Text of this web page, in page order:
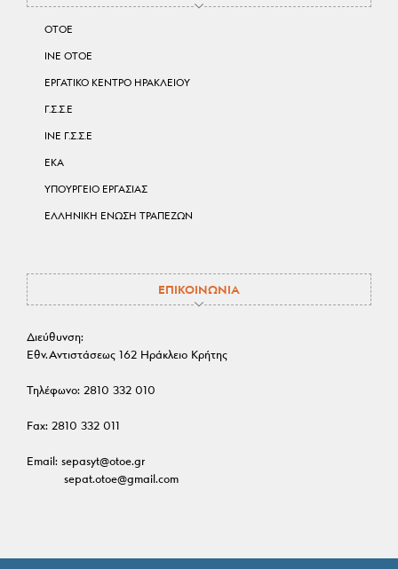
ΟΤΟΕ
ΙΝΕ ΟΤΟΕ
ΕΡΓΑΤΙΚΟ ΚΕΝΤΡΟ ΗΡΑΚΛΕΙΟΥ
Γ.Σ.Σ.Ε
ΙΝΕ Γ.Σ.Σ.Ε
ΕΚΑ
ΥΠΟΥΡΓΕΙΟ ΕΡΓΑΣΙΑΣ
ΕΛΛΗΝΙΚΗ ΕΝΩΣΗ ΤΡΑΠΕΖΩΝ
ΕΠΙΚΟΙΝΩΝΙΑ
Διεύθυνση:
Εθν.Αντιστάσεως 162 Ηράκλειο Κρήτης
Τηλέφωνο: 2810 332 010
Fax: 2810 332 011
Email: sepasyt@otoe.gr
sepat.otoe@gmail.com